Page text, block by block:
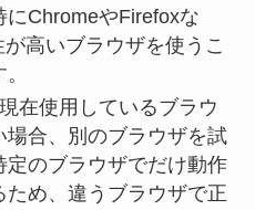
にChromeやFirefoxな
高いブラウザを使うこ
在使用しているブラウ
合、別のブラウザを試
定のブラウザでだけ動作
め、違うブラウザで正